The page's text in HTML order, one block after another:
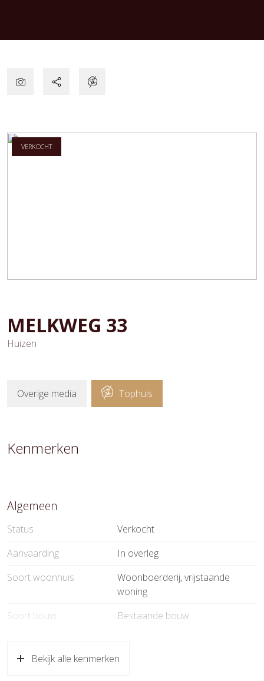
VERKOCHT
MELKWEG 33
Huizen
Overige media Tophuis
Kenmerken
Algemeen
Status
Verkocht
Aanvaarding
In overleg
Soort woonhuis
Woonboerderij, vrijstaande
woning
Soort bouw
Bestaande bouw
Specifiek
Beschermd stads of
Bekijk alle kenmerken